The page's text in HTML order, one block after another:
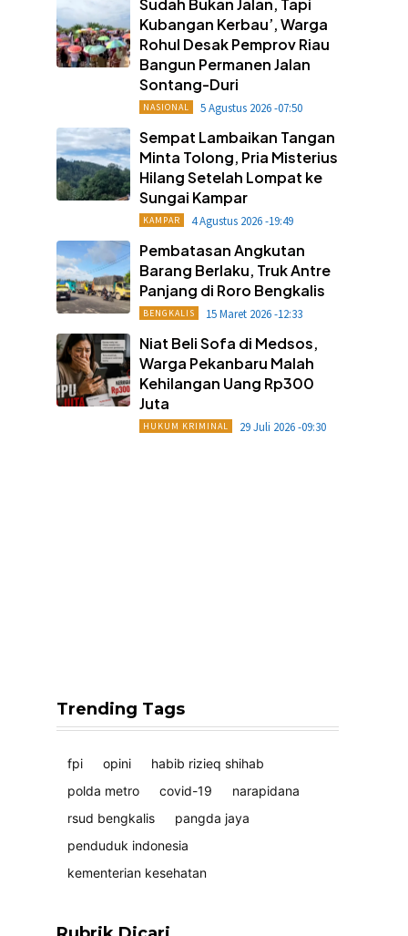
Kubangan Kerbau’, Warga
Rohul Desak Pemprov Riau
Bangun Permanen Jalan
Sontang-Duri
NASIONAL 5 Agustus 2026 -07:50
Sempat Lambaikan Tangan
Minta Tolong, Pria Misterius
Hilang Setelah Lompat ke
Sungai Kampar
KAMPAR 4 Agustus 2026 -19:49
Pembatasan Angkutan
Barang Berlaku, Truk Antre
Panjang di Roro Bengkalis
BENGKALIS 15 Maret 2026 -12:33
Niat Beli Sofa di Medsos,
Warga Pekanbaru Malah
Kehilangan Uang Rp300
Juta
HUKUM KRIMINAL 29 Juli 2026 -09:30
Trending Tags
fpi opini
habib rizieq shihab
polda metro
covid-19
narapidana
rsud bengkalis
pangda jaya
penduduk indonesia
kementerian kesehatan